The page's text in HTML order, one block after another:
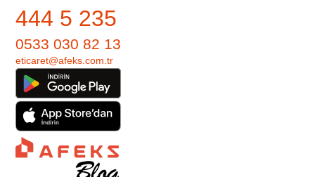
444 5 235
0533 030 82 13
eticaret@afeks.com.tr